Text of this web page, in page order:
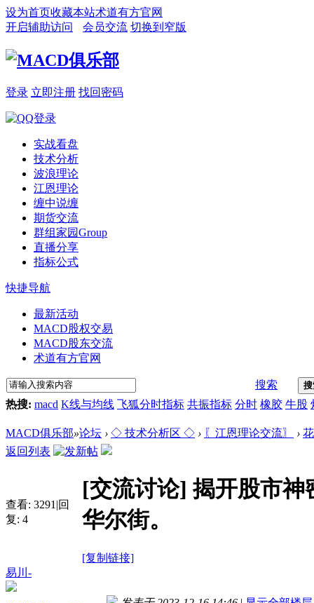
设为首页收藏本站术道有方官网
开启辅助访问
会员交流 切换到窄版
登录 立即注册 找回密码
实战看盘
技术分析
波浪理论
江恩理论
缠中说缠
期货交流
群组家园Group
直播分享
指标公式
快捷导航
最新活动
MACD股权交易
MACD股东交流
术道有方官网
搜索
热搜: macd K线与均线 飞狐分时指标 共振指标 分时 橡胶 牛股
MACD俱乐部»论坛 › ◇ 技术分析区 ◇ › 〖江恩理论交流〗 ›
返回列表
查看: 3291 |回
复: 4
[交流讨论]揭开股市神
华尔街。
[复制链接]
易川-